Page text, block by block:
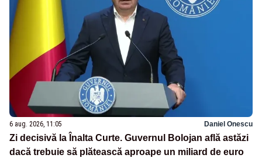
6 aug. 2026, 11:05 Daniel Onescu
Zi decisivă la Înalta Curte. Guvernul Bolojan află astăzi
dacă trebuie să plătească aproape un miliard de euro